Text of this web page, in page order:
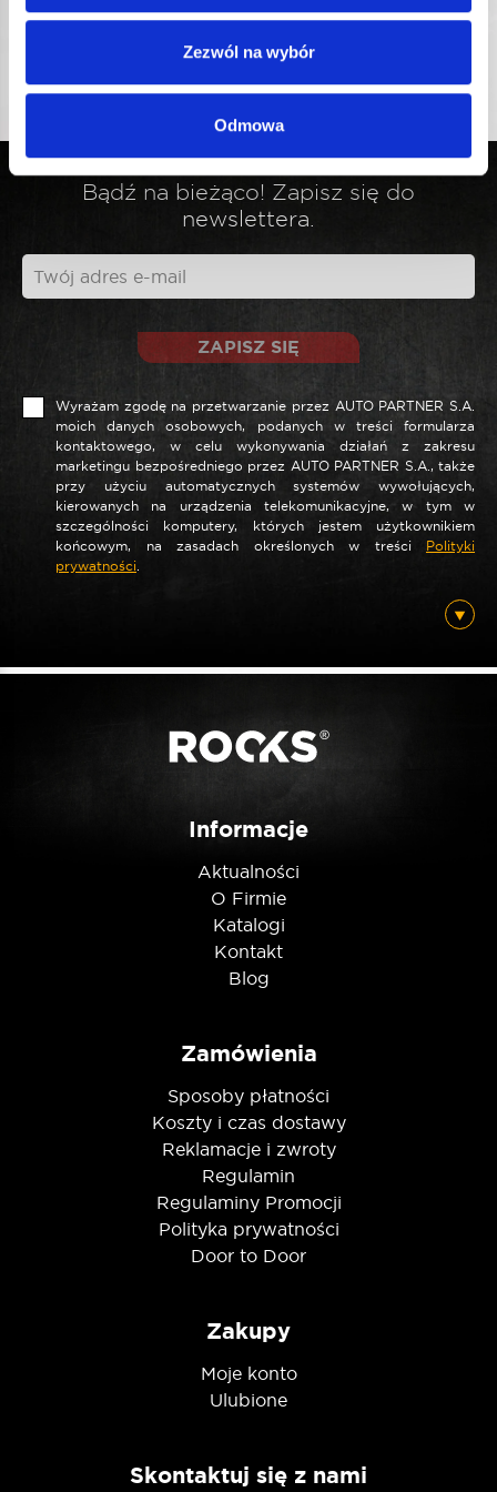
Zezwól na wybór
Odmowa
Przejrzyj naszą ofertęochrony słuchu ROOKSi pracuj
Bądź na bieżąco! Zapisz się do
newslettera.
ZAPISZ SIĘ
Wyrażam zgodę na przetwarzanie przez AUTO PARTNER S.A.
moich danych osobowych, podanych w treści formularza
kontaktowego, w celu wykonywania działań z zakresu
marketingu bezpośredniego przez AUTO PARTNER S.A., także
przy użyciu automatycznych systemów wywołujących,
kierowanych na urządzenia telekomunikacyjne, w tym w
szczególności komputery, których jestem użytkownikiem
końcowym, na zasadach określonych w treści Polityki
prywatności
Informacje
Aktualności
O Firmie
Katalogi
Kontakt
Blog
Zamówienia
Sposoby płatności
Koszty i czas dostawy
Reklamacje i zwroty
Regulamin
Regulaminy Promocji
Polityka prywatności
Door to Door
Zakupy
Moje konto
Ulubione
Skontaktuj się z nami